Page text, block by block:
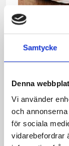
Samtycke
Denna
Vi använder
och
för sociala
vidarebefordrar
Potatis- och